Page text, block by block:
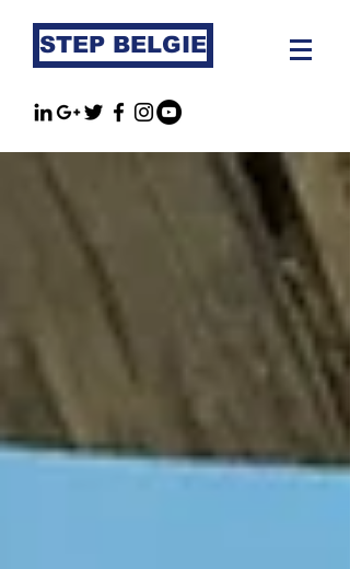
STEP BELGIE